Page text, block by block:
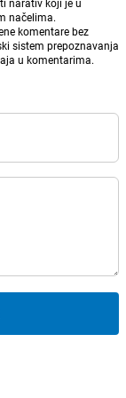
načelima.
komentare bez
sistem prepoznavanja
u komentarima.